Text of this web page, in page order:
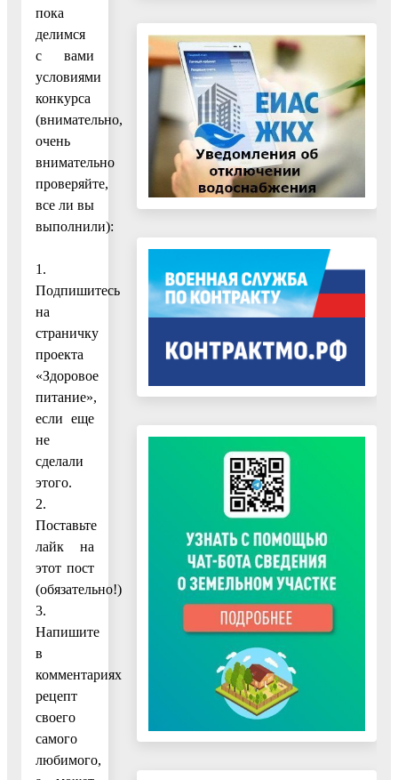
пока
делимся
с вами
условиями
конкурса
(внимательно,
очень
внимательно
проверяйте,
все ли вы
выполнили):
1.
Подпишитесь
на
страничку
проекта
«Здоровое
питание»,
если еще
не
сделали
этого.
2.
Поставьте
лайк на
этот пост
(обязательно!)
3.
Напишите
в
комментариях
рецепт
своего
самого
любимого,